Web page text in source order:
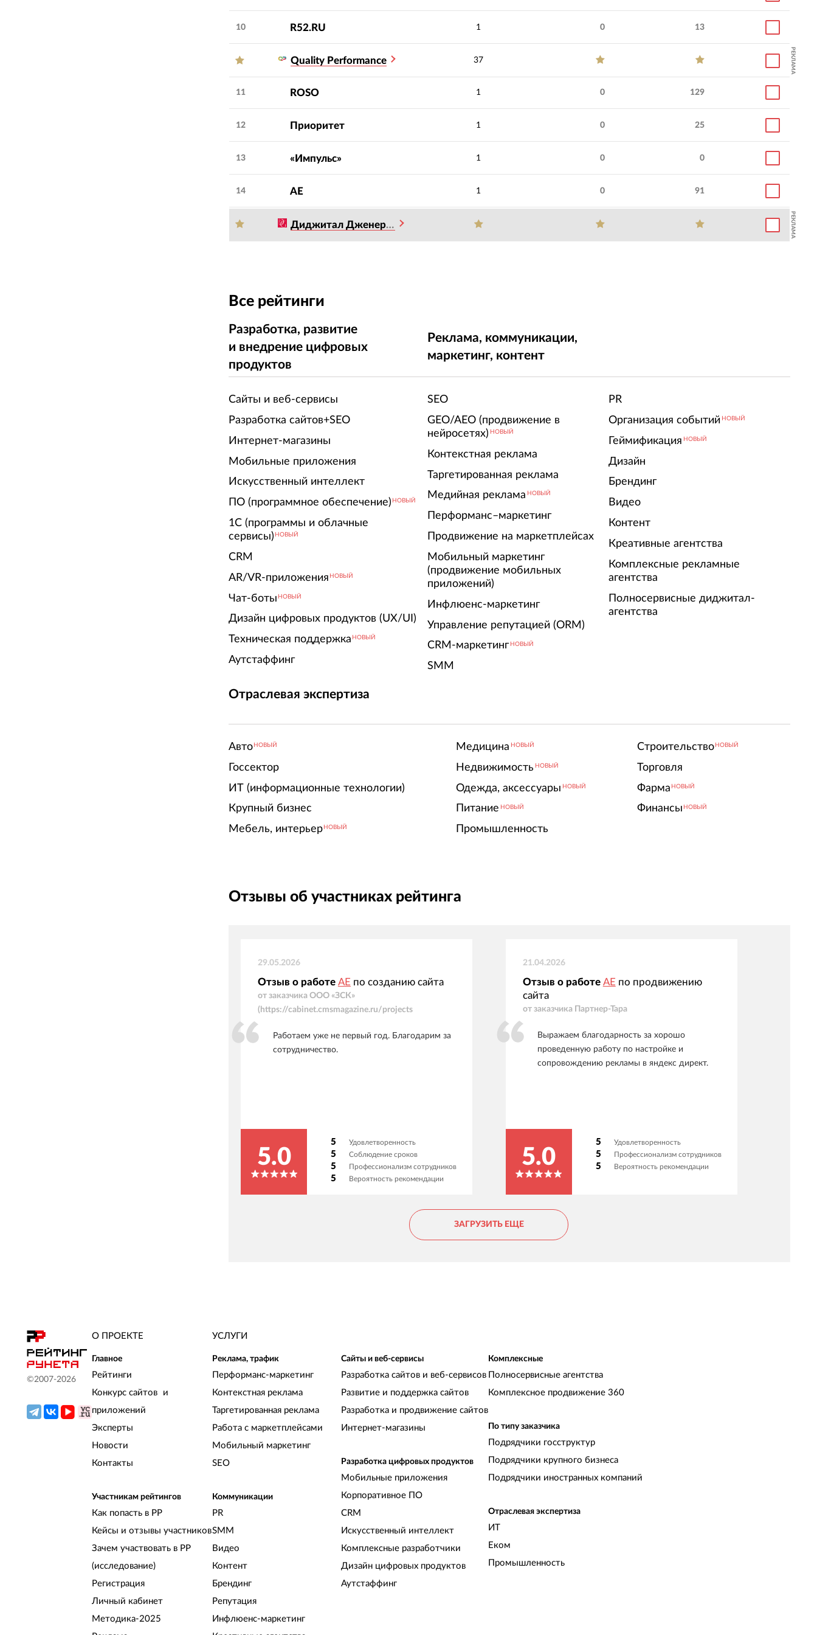
10 R52.RU 1 0 13
Quality Performance 37 РЕКЛАМА
11 ROSO 1 0 129
12 Приоритет 1 0 25
13 «Импульс» 1 0 0
14 АЕ 1 0 91
Диджитал Дженерейшен РЕКЛАМА
Все рейтинги
Разработка, развитие
и внедрение цифровых
продуктов
Сайты и веб-сервисы
Разработка сайтов+SEO
Интернет-магазины
Мобильные приложения
Искусственный интеллект
ПО (программное обеспечение) НОВЫЙ
1С (программы и облачные
сервисы) НОВЫЙ
CRM
AR/VR-приложения НОВЫЙ
Чат-боты НОВЫЙ
Дизайн цифровых продуктов (UX/UI)
Техническая поддержка НОВЫЙ
Аутстаффинг
Реклама, коммуникации,
маркетинг, контент
SEO
GEO/AEO (продвижение в
нейросетях) НОВЫЙ
Контекстная реклама
Таргетированная реклама
Медийная реклама НОВЫЙ
Перформанс–маркетинг
Продвижение на маркетплейсах
Мобильный маркетинг
(продвижение мобильных
приложений)
Инфлюенс-маркетинг
Управление репутацией (ORM)
CRM-маркетинг НОВЫЙ
SMM
PR
Организация событий НОВЫЙ
Геймификация НОВЫЙ
Дизайн
Брендинг
Видео
Контент
Креативные агентства
Комплексные рекламные
агентства
Полносервисные диджитал-
агентства
Отраслевая экспертиза
Авто НОВЫЙ
Госсектор
ИТ (информационные технологии)
Крупный бизнес
Мебель, интерьер НОВЫЙ
Медицина НОВЫЙ
Недвижимость НОВЫЙ
Одежда, аксессуары НОВЫЙ
Питание НОВЫЙ
Промышленность
Строительство НОВЫЙ
Торговля
Фарма НОВЫЙ
Финансы НОВЫЙ
Отзывы об участниках рейтинга
29.05.2026
Отзыв о работе АЕ по созданию сайта
от заказчика ООО «ЗСК»
(https://cabinet.cmsmagazine.ru/projects
Работаем уже не первый год. Благодарим за
сотрудничество.
5.0
5 Удовлетворенность
5 Соблюдение сроков
5 Профессионализм сотрудников
5 Вероятность рекомендации
21.04.2026
Отзыв о работе АЕ по продвижению
сайта
от заказчика Партнер-Тара
Выражаем благодарность за хорошо
проведенную работу по настройке и
сопровождению рекламы в яндекс директ.
5.0
5 Удовлетворенность
5 Профессионализм сотрудников
5 Вероятность рекомендации
ЗАГРУЗИТЬ ЕЩЕ
©2007-2026
О ПРОЕКТЕ
Главное
Рейтинги
Конкурс сайтов и
приложений
Эксперты
Новости
Контакты
Участникам рейтингов
Как попасть в РР
Кейсы и отзывы участников
Зачем участвовать в РР
(исследование)
Регистрация
Личный кабинет
Методика-2025
УСЛУГИ
Реклама, трафик
Перформанс-маркетинг
Контекстная реклама
Таргетированная реклама
Работа с маркетплейсами
Мобильный маркетинг
SEO
Коммуникации
PR
SMM
Видео
Контент
Брендинг
Репутация
Инфлюенс-маркетинг
Сайты и веб-сервисы
Разработка сайтов и веб-сервисов
Развитие и поддержка сайтов
Разработка и продвижение сайтов
Интернет-магазины
Разработка цифровых продуктов
Мобильные приложения
Корпоративное ПО
CRM
Искусственный интеллект
Комплексные разработчики
Дизайн цифровых продуктов
Аутстаффинг
Комплексные
Полносервисные агентства
Комплексное продвижение 360
По типу заказчика
Подрядчики госструктур
Подрядчики крупного бизнеса
Подрядчики иностранных компаний
Отраслевая экспертиза
ИТ
Еком
Промышленность